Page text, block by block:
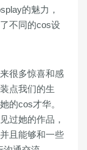
的魅力，
不同的cos设
很多惊喜和感
点我们的生
的cos才华。
过她的作品，
且能够和一些